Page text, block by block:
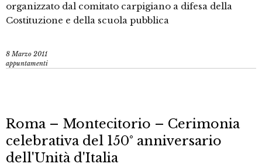
organizzato dal comitato carpigiano a difesa della
Costituzione e della scuola pubblica
8 Marzo 2011
appuntamenti
Roma – Montecitorio – Cerimonia
celebrativa del 150° anniversario
dell'Unità d'Italia